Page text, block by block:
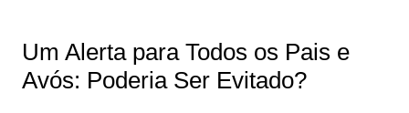
Um Alerta para Todos os Pais e
Avós: Poderia Ser Evitado?